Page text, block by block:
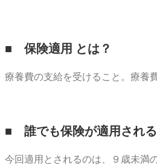
■ 保険適用 とは？
療養費の支給を受けること。療養
■ 誰でも保険が適用される
今回適用とされるのは、９歳未満